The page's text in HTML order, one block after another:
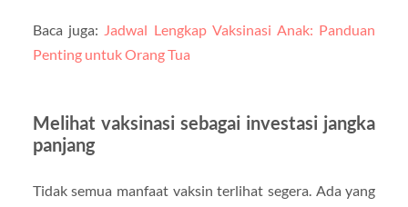
Baca juga: Jadwal Lengkap Vaksinasi Anak: Panduan
Penting untuk Orang Tua
Melihat vaksinasi sebagai investasi jangka
panjang
Tidak semua manfaat vaksin terlihat segera. Ada yang